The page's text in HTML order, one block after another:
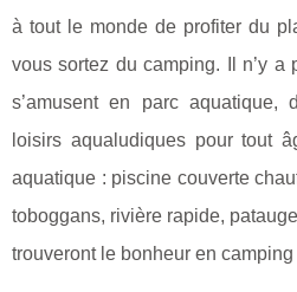
à tout le monde de profiter du
vous sortez du camping. Il n’y a
s’amusent en parc aquatique,
loisirs aqualudiques pour tout
aquatique : piscine couverte
toboggans, rivière rapide,
trouveront le bonheur en